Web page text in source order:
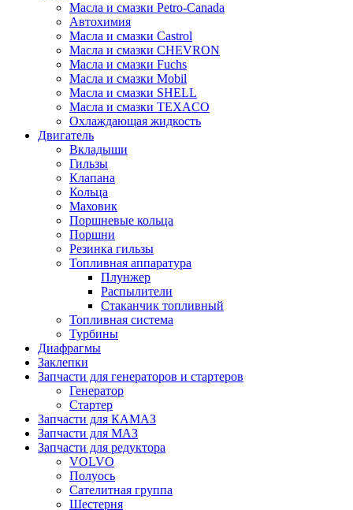
Масла и смазки Petro-Canada
Автохимия
Масла и смазки Castrol
Масла и смазки CHEVRON
Масла и смазки Fuchs
Масла и смазки Mobil
Масла и смазки SHELL
Масла и смазки TEXACO
Охлаждающая жидкость
Двигатель
Вкладыши
Гильзы
Клапана
Кольца
Маховик
Поршневые кольца
Поршни
Резинка гильзы
Топливная аппаратура
Плунжер
Распылители
Стаканчик топливный
Топливная система
Турбины
Диафрагмы
Заклепки
Запчасти для генераторов и стартеров
Генератор
Стартер
Запчасти для КАМАЗ
Запчасти для МАЗ
Запчасти для редуктора
VOLVO
Полуось
Сателитная группа
Шестерня